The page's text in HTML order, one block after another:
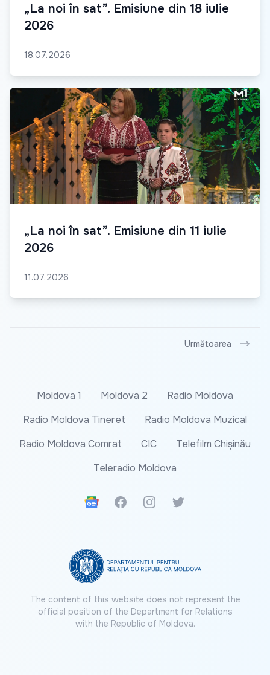
„La noi în sat”. Emisiune din 18 iulie
2026
18.07.2026
„La noi în sat”. Emisiune din 11 iulie
2026
11.07.2026
Următoarea
Moldova 1 Moldova 2
Radio Moldova
Radio Moldova Tineret
Radio Moldova Muzical
Radio Moldova Comrat
CIC
Telefilm Chișinău
Teleradio Moldova
Google News
FacebookInstagramTwitter
The content of this website does not represent the
official position of the Department for Relations
with the Republic of Moldova.